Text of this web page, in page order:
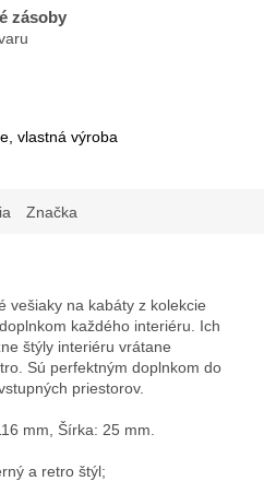
zásoby
vlastná výroba
Značka
vešiaky na kabáty z kolekcie
každého interiéru.
Ich
štýly interiéru vrátane
Sú perfektným doplnkom do
priestorov.
mm, Šírka: 25 mm.
a retro štýl;